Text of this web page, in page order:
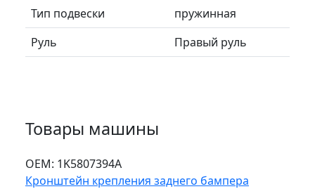
Тип подвески
пружинная
Руль
Правый руль
Товары машины
ОЕМ: 1K5807394A
Кронштейн крепления заднего бампера